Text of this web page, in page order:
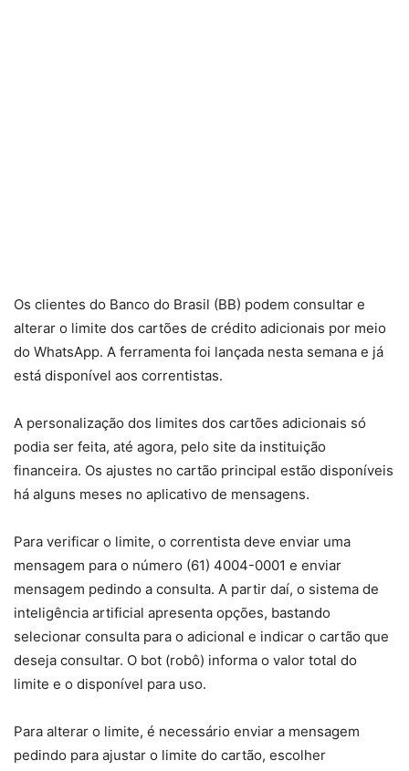
Os clientes do Banco do Brasil (BB) podem consultar e
alterar o limite dos cartões de crédito adicionais por meio
do WhatsApp. A ferramenta foi lançada nesta semana e já
está disponível aos correntistas.
A personalização dos limites dos cartões adicionais só
podia ser feita, até agora, pelo site da instituição
financeira. Os ajustes no cartão principal estão disponíveis
há alguns meses no aplicativo de mensagens.
Para verificar o limite, o correntista deve enviar uma
mensagem para o número (61) 4004-0001 e enviar
mensagem pedindo a consulta. A partir daí, o sistema de
inteligência artificial apresenta opções, bastando
selecionar consulta para o adicional e indicar o cartão que
deseja consultar. O bot (robô) informa o valor total do
limite e o disponível para uso.
Para alterar o limite, é necessário enviar a mensagem
pedindo para ajustar o limite do cartão, escolher